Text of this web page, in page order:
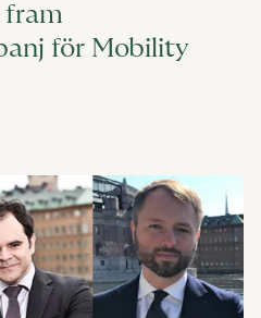
fram
för Mobility